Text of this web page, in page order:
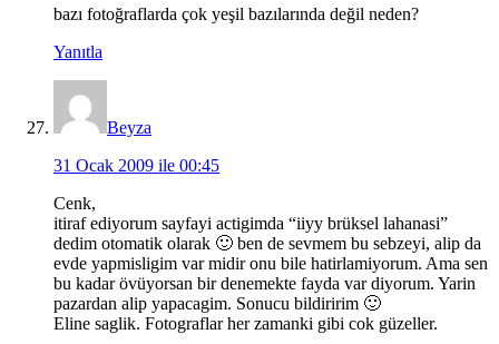
bazı fotoğraflarda çok yeşil bazılarında değil neden?
Yanıtla
Beyza
31 Ocak 2009 ile 00:45
Cenk,
itiraf ediyorum sayfayi actigimda “iiyy brüksel lahanasi”
dedim otomatik olarak 🙂 ben de sevmem bu sebzeyi, alip da
evde yapmisligim var midir onu bile hatirlamiyorum. Ama sen
bu kadar övüyorsan bir denemekte fayda var diyorum. Yarin
pazardan alip yapacagim. Sonucu bildiririm 🙂
Eline saglik. Fotograflar her zamanki gibi cok güzeller.